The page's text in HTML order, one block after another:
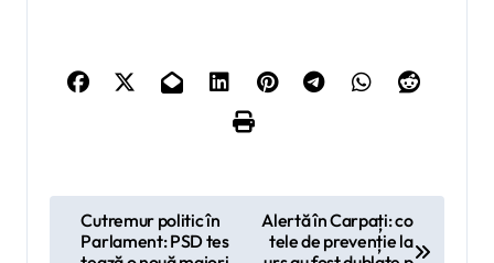
Cutremur politic în
Parlament: PSD tes
Alertă în Carpați: co
tele de prevenție la